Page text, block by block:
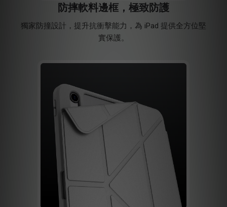
防摔軟料邊框，極致防護
獨家防撞設計，提升抗衝擊能力，為 iPad 提供全方位堅
實保護。